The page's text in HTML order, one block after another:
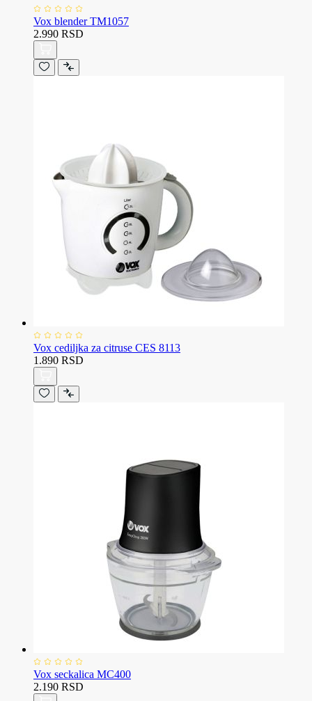
Vox blender TM1057
2.990 RSD
Vox cediljka za citruse CES 8113
1.890 RSD
Vox seckalica MC400
2.190 RSD